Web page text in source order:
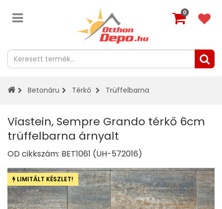
0
Betonáru Térkő Trüffelbarna
Viastein, Sempre Grando térkő 6cm
trüffelbarna árnyalt
OD cikkszám: BET1061 (UH-572016)
LIMITÁLT KÉSZLET!